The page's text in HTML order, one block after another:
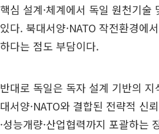
핵심 설계·체계에서 독일 원천기
있다. 북대서양·NATO 작전환경에
하다는 점도 부담이다.
반대로 독일은 독자 설계 기반의
대서양·NATO와 결합된 전략적 신
·성능개량·산업협력까지 포괄하